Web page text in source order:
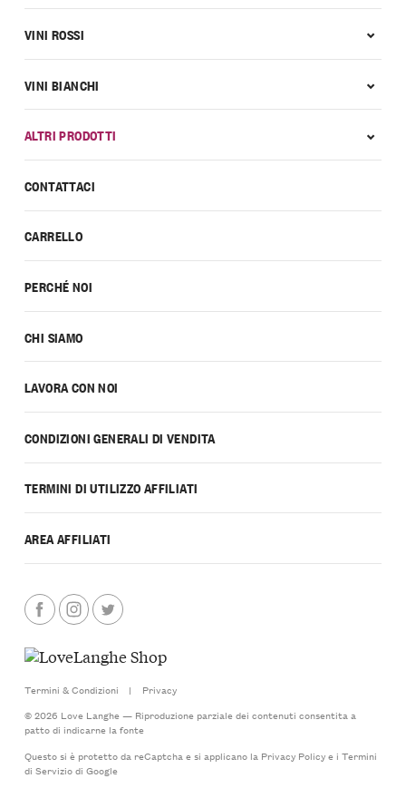
CONTATTACI
CARRELLO
PERCHÉ NOI
CHI SIAMO
LAVORA CON NOI
CONDIZIONI GENERALI DI VENDITA
TERMINI DI UTILIZZO AFFILIATI
AREA AFFILIATI
VINI ROSSI
VINI BIANCHI
ALTRI PRODOTTI
Termini & Condizioni |
Privacy
© 2026 Love Langhe — Riproduzione parziale dei contenuti consentita a
patto di indicarne la fonte
Questo si è protetto da reCaptcha e si applicano la Privacy Policye i Termini
di Serviziodi Google